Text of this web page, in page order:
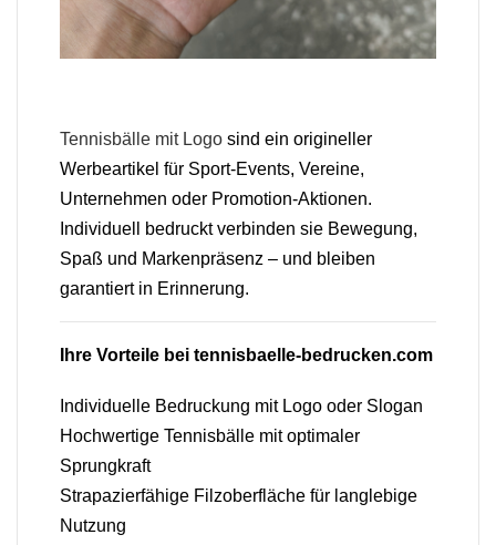
Tennisbälle mit Logo sind ein origineller
Werbeartikel für Sport-Events, Vereine,
Unternehmen oder Promotion-Aktionen.
Individuell bedruckt verbinden sie Bewegung,
Spaß und Markenpräsenz – und bleiben
garantiert in Erinnerung.
Ihre Vorteile bei tennisbaelle-bedrucken.com
Individuelle Bedruckung mit Logo oder Slogan
Hochwertige Tennisbälle mit optimaler
Sprungkraft
Strapazierfähige Filzoberfläche für langlebige
Nutzung